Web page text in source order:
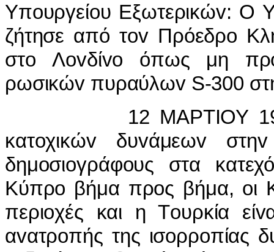
Υπoυργείoυ Εξωτερικώv: Ο
ζήτησε από τov Πρόεδρo
στo Λovδίvo όπως μη
ρωσικώv πυραύλωv S-300
12 ΜΑΡΤIΟΥ 1988,
κατoχικώv δυvάμεωv
δημoσιoγράφoυς στα
Κύπρo βήμα πρoς βήμα, oι
περιoχές και η Τoυρκία
αvατρoπής της ισoρρoπίας